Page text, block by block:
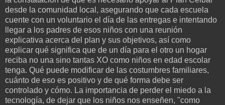
desde la comunidad local, asegurando que cada escuela
cuente con un voluntario el día de las entregas e intentando
llegar a los padres de esos niños con una reunión
explicativa acerca del plan y sus objetivos, así como
explicar qué significa que de un día para el otro un hogar
reciba no una sino tantas XO como niños en edad escolar
tenga. Qué puede modificar de las costumbres familiares,
cuánto de eso es positivo y de qué forma debe ser
controlado y cómo. La importancia de perder el miedo a la
tecnología, de dejar que los niños nos enseñen, "como